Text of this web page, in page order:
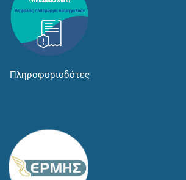
Πληροφοριοδότες